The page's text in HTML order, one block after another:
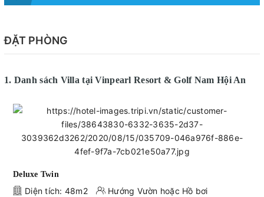
ĐẶT PHÒNG
1. Danh sách Villa tạiVinpearl Resort & Golf Nam Hội An
Deluxe Twin
Diện tích: 48m2
Hướng Vườn hoặc Hồ bơi